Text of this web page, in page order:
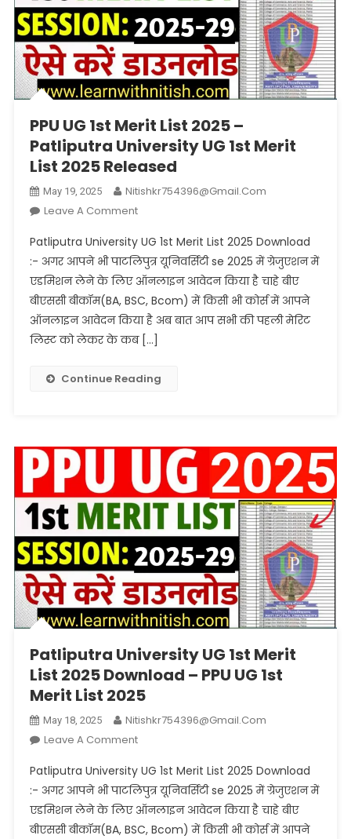
PPU UG 1st Merit List 2025 –
Patliputra University UG 1st Merit
List 2025 Released
May 19, 2025
Nitishkr754396@gmail.com
Leave A CommentOn
UG
1st
Merit
List
2025
–
University
List
Released
Patliputra University UG 1st Merit List 2025 Download
:- अगर आपने भी पाटलिपुत्र यूनिवर्सिटी se 2025 में ग्रेजुएशन में
एडमिशन लेने के लिए ऑनलाइन आवेदन किया है चाहे बीए
बीएससी बीकॉम(BA, BSC, Bcom) में किसी भी कोर्स में आपने
ऑनलाइन आवेदन किया है अब बात आप सभी की पहली मेरिट
लिस्ट को लेकर के कब […]
Continue Reading
Patliputra University UG 1st Merit
List 2025 Download – PPU UG 1st
Merit List 2025
May 18, 2025
Nitishkr754396@gmail.com
Leave A CommentOn
University
UG
1st
Merit
Patliputra University UG 1st Merit List 2025 Download
:- अगर आपने भी पाटलिपुत्र यूनिवर्सिटी se 2025 में ग्रेजुएशन में
एडमिशन लेने के लिए ऑनलाइन आवेदन किया है चाहे बीए
बीएससी बीकॉम(BA, BSC, Bcom) में किसी भी कोर्स में आपने